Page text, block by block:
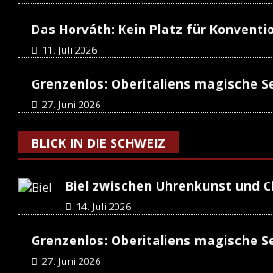
Das Horváth: Kein Platz für
11. Juli 2026
Grenzenlos: Oberitaliens magische
27. Juni 2026
BLICK IN DIE SCHWEIZ
Biel zwischen Uhrenkunst und
14. Juli 2026
Grenzenlos: Oberitaliens magische
27. Juni 2026